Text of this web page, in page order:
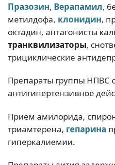
Празозин, Верапамил,
метилдофа, клонидин,
октадин, антагонисты
транквилизаторы,
трициклические
Препараты группы НПВС
антигипертензивное
Прием амилорида,
триамтерена, гепарина
гиперкалиемии.